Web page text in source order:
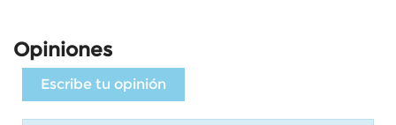
Opiniones
Escribe tu opinión